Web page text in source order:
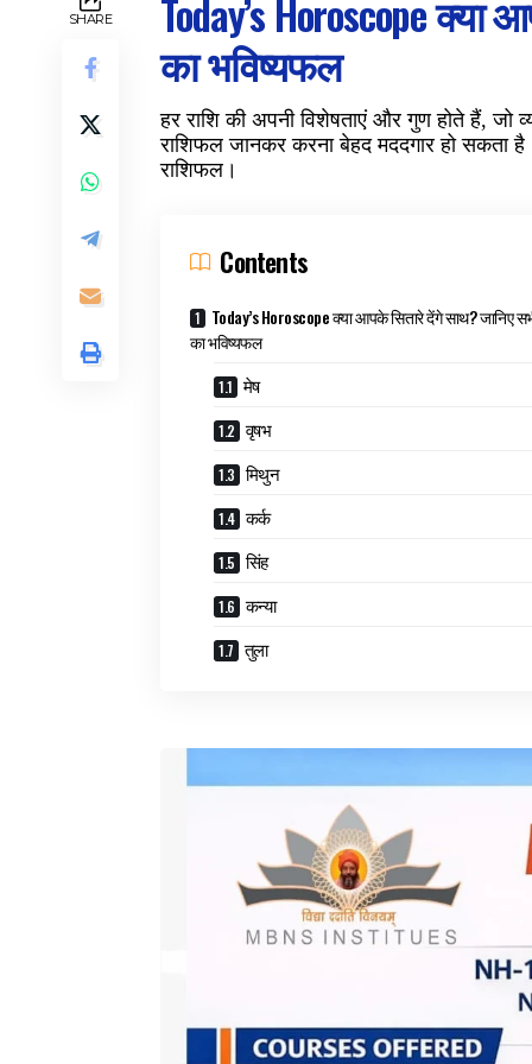
SHARE
Today’s Horoscope क्या
का भविष्यफल
हर राशि की अपनी विशेषताएं और गुण होते हैं, जो
राशिफल जानकर करना बेहद मददगार हो सकता
राशिफल।
Contents
Today’s Horoscope क्या आपके सितारे देंगे साथ? जानिए
का भविष्यफल
मेष
वृषभ
मिथुन
कर्क
सिंह
कन्या
तुला